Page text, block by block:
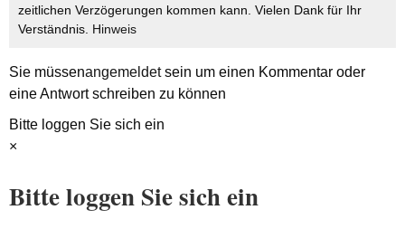
zeitlichen Verzögerungen kommen kann. Vielen Dank für Ihr
Verständnis. Hinweis
Sie müssenangemeldetsein um einen Kommentar oder
eine Antwort schreiben zu können
Bitte loggen Sie sich ein
×
Bitte loggen Sie sich ein